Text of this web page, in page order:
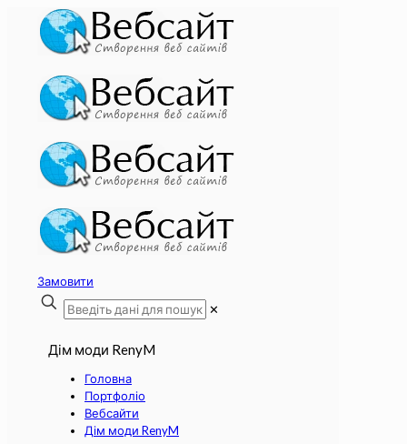
Замовити
✕
Дім моди RenyM
Головна
Портфоліо
Вебсайти
Дім моди RenyM